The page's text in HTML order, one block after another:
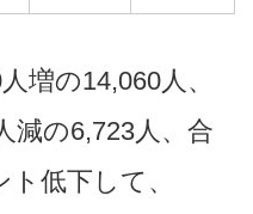
増の14,060人、
減の6,723人、合
低下して、